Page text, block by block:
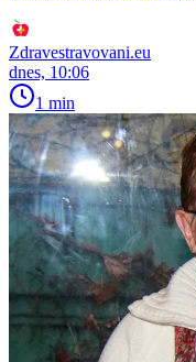
Zdravestravovani.eu
dnes, 10:06
1 min